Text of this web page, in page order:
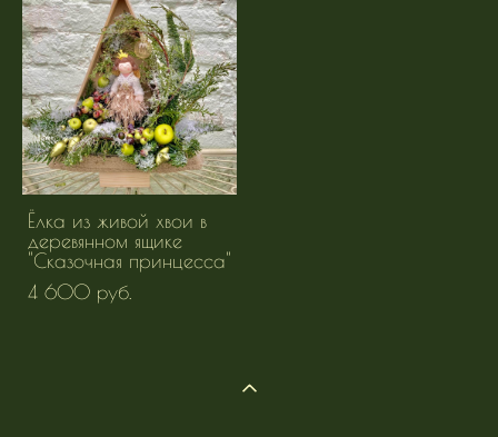
Ёлка из живой хвои в
деревянном ящике
"Сказочная принцесса"
4 600 pуб.